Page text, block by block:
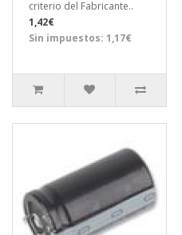
criterio del Fabricante..
1,42€
Sin impuestos: 1,17€